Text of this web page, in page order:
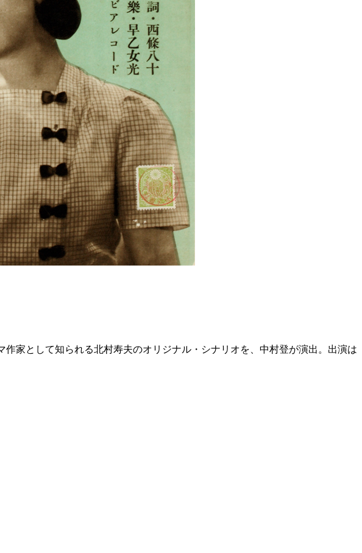
家として知られる北村寿夫のオリジナル・シナリオを、中村登が演出。出演は